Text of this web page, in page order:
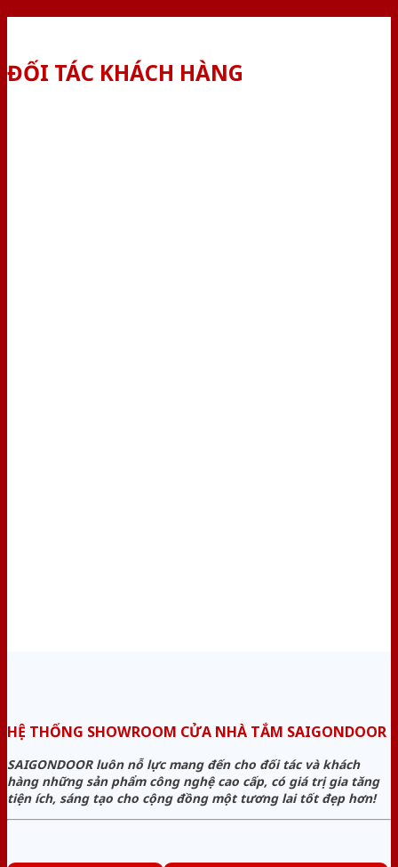
ĐỐI TÁC KHÁCH HÀNG
HỆ THỐNG SHOWROOM CỬA NHÀ TẮM SAIGONDOOR
SAIGONDOOR luôn nỗ lực mang đến cho đối tác và khách
hàng những sản phẩm công nghệ cao cấp, có giá trị gia tăng
tiện ích, sáng tạo cho cộng đồng một tương lai tốt đẹp hơn!